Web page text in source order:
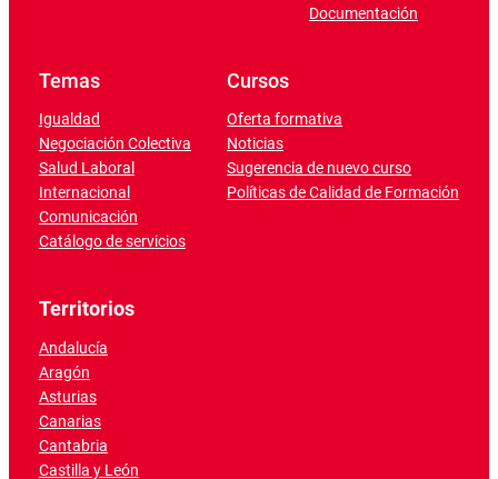
Documentación
Temas
Igualdad
Negociación Colectiva
Salud Laboral
Internacional
Comunicación
Catálogo de servicios
Cursos
Oferta formativa
Noticias
Sugerencia de nuevo curso
Políticas de Calidad de Formación
Territorios
Andalucía
Aragón
Asturias
Canarias
Cantabria
Castilla y León